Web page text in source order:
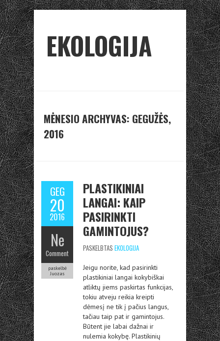
EKOLOGIJA
MĖNESIO ARCHYVAS: GEGUŽĖS,
2016
GEG
20
2016
Ne
Comment
paskelbė
Juozas
PLASTIKINIAI
LANGAI: KAIP
PASIRINKTI
GAMINTOJUS?
PASKELBTAS EKOLOGIJA
Jeigu norite, kad pasirinkti
plastikiniai langai kokybiškai
atliktų jiems paskirtas funkcijas,
tokiu atveju reikia kreipti
dėmesį ne tik į pačius langus,
tačiau taip pat ir gamintojus.
Būtent jie labai dažnai ir
nulemia kokybę. Plastikinių